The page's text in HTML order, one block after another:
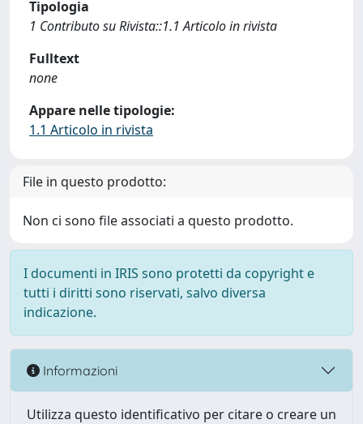
Tipologia
1 Contributo su Rivista::1.1 Articolo in rivista
Fulltext
none
Appare nelle tipologie:
1.1 Articolo in rivista
File in questo prodotto:
Non ci sono file associati a questo prodotto.
I documenti in IRIS sono protetti da copyright e
tutti i diritti sono riservati, salvo diversa
indicazione.
Informazioni
Utilizza questo identificativo per citare o creare un